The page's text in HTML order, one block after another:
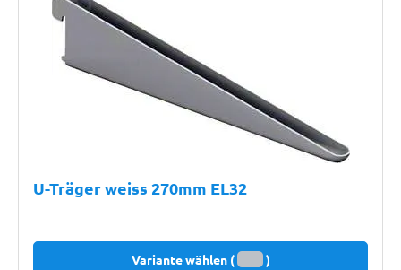
U-Träger weiss 270mm EL32
Variante wählen ( )